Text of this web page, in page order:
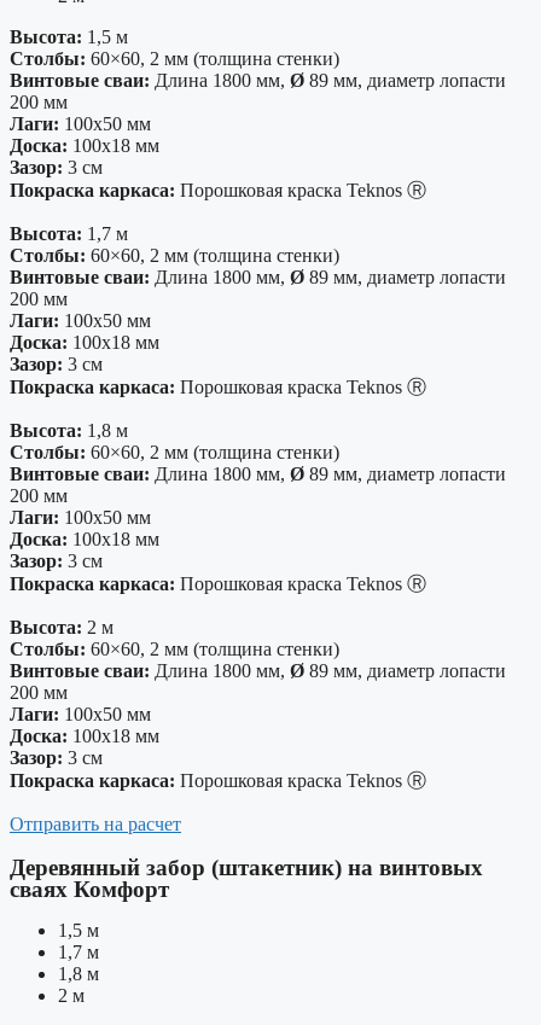
Высота: 1,5 м
Столбы: 60×60, 2 мм (толщина стенки)
Винтовые сваи: Длина 1800 мм, Ø 89 мм, диаметр лопасти
200 мм
Лаги: 100х50 мм
Доска: 100х18 мм
Зазор: 3 см
Покраска каркаса: Порошковая краска Teknos Ⓡ
Высота: 1,7 м
Столбы: 60×60, 2 мм (толщина стенки)
Винтовые сваи: Длина 1800 мм, Ø 89 мм, диаметр лопасти
200 мм
Лаги: 100х50 мм
Доска: 100х18 мм
Зазор: 3 см
Покраска каркаса: Порошковая краска Teknos Ⓡ
Высота: 1,8 м
Столбы: 60×60, 2 мм (толщина стенки)
Винтовые сваи: Длина 1800 мм, Ø 89 мм, диаметр лопасти
200 мм
Лаги: 100х50 мм
Доска: 100х18 мм
Зазор: 3 см
Покраска каркаса: Порошковая краска Teknos Ⓡ
Высота: 2 м
Столбы: 60×60, 2 мм (толщина стенки)
Винтовые сваи: Длина 1800 мм, Ø 89 мм, диаметр лопасти
200 мм
Лаги: 100х50 мм
Доска: 100х18 мм
Зазор: 3 см
Покраска каркаса: Порошковая краска Teknos Ⓡ
Отправить на расчет
Деревянный забор (штакетник) на винтовых
сваях Комфорт
1,5 м
1,7 м
1,8 м
2 м